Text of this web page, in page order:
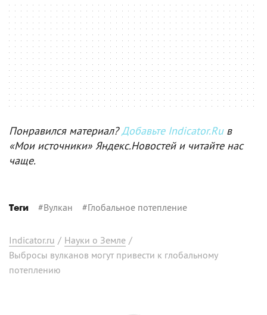
Понравился материал?Добавьте Indicator.Ruв
«Мои источники» Яндекс.Новостей и читайте нас
чаще.
Теги #Вулкан #Глобальное потепление
Indicator.ru / Науки о Земле /
Выбросы вулканов могут привести к глобальному
потеплению